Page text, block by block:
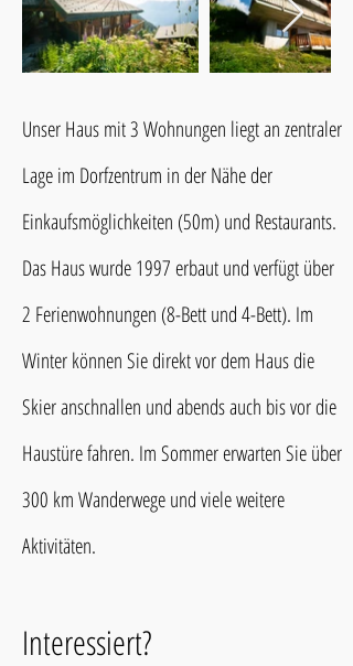
Unser Haus mit 3 Wohnungen liegt an zentraler
Lage im Dorfzentrum in der Nähe der
Einkaufsmöglichkeiten (50m) und Restaurants.
Das Haus wurde 1997 erbaut und verfügt über
2 Ferienwohnungen (8-Bett und 4-Bett). Im
Winter können Sie direkt vor dem Haus die
Skier anschnallen und abends auch bis vor die
Haustüre fahren. Im Sommer erwarten Sie über
300 km Wanderwege und viele weitere
Aktivitäten.
Interessiert?